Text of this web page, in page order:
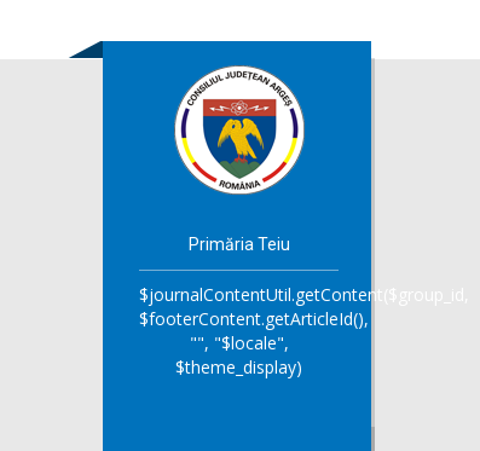
Primăria Teiu
$journalContentUtil.getContent($group_id,
$footerContent.getArticleId(),
"", "$locale",
$theme_display)